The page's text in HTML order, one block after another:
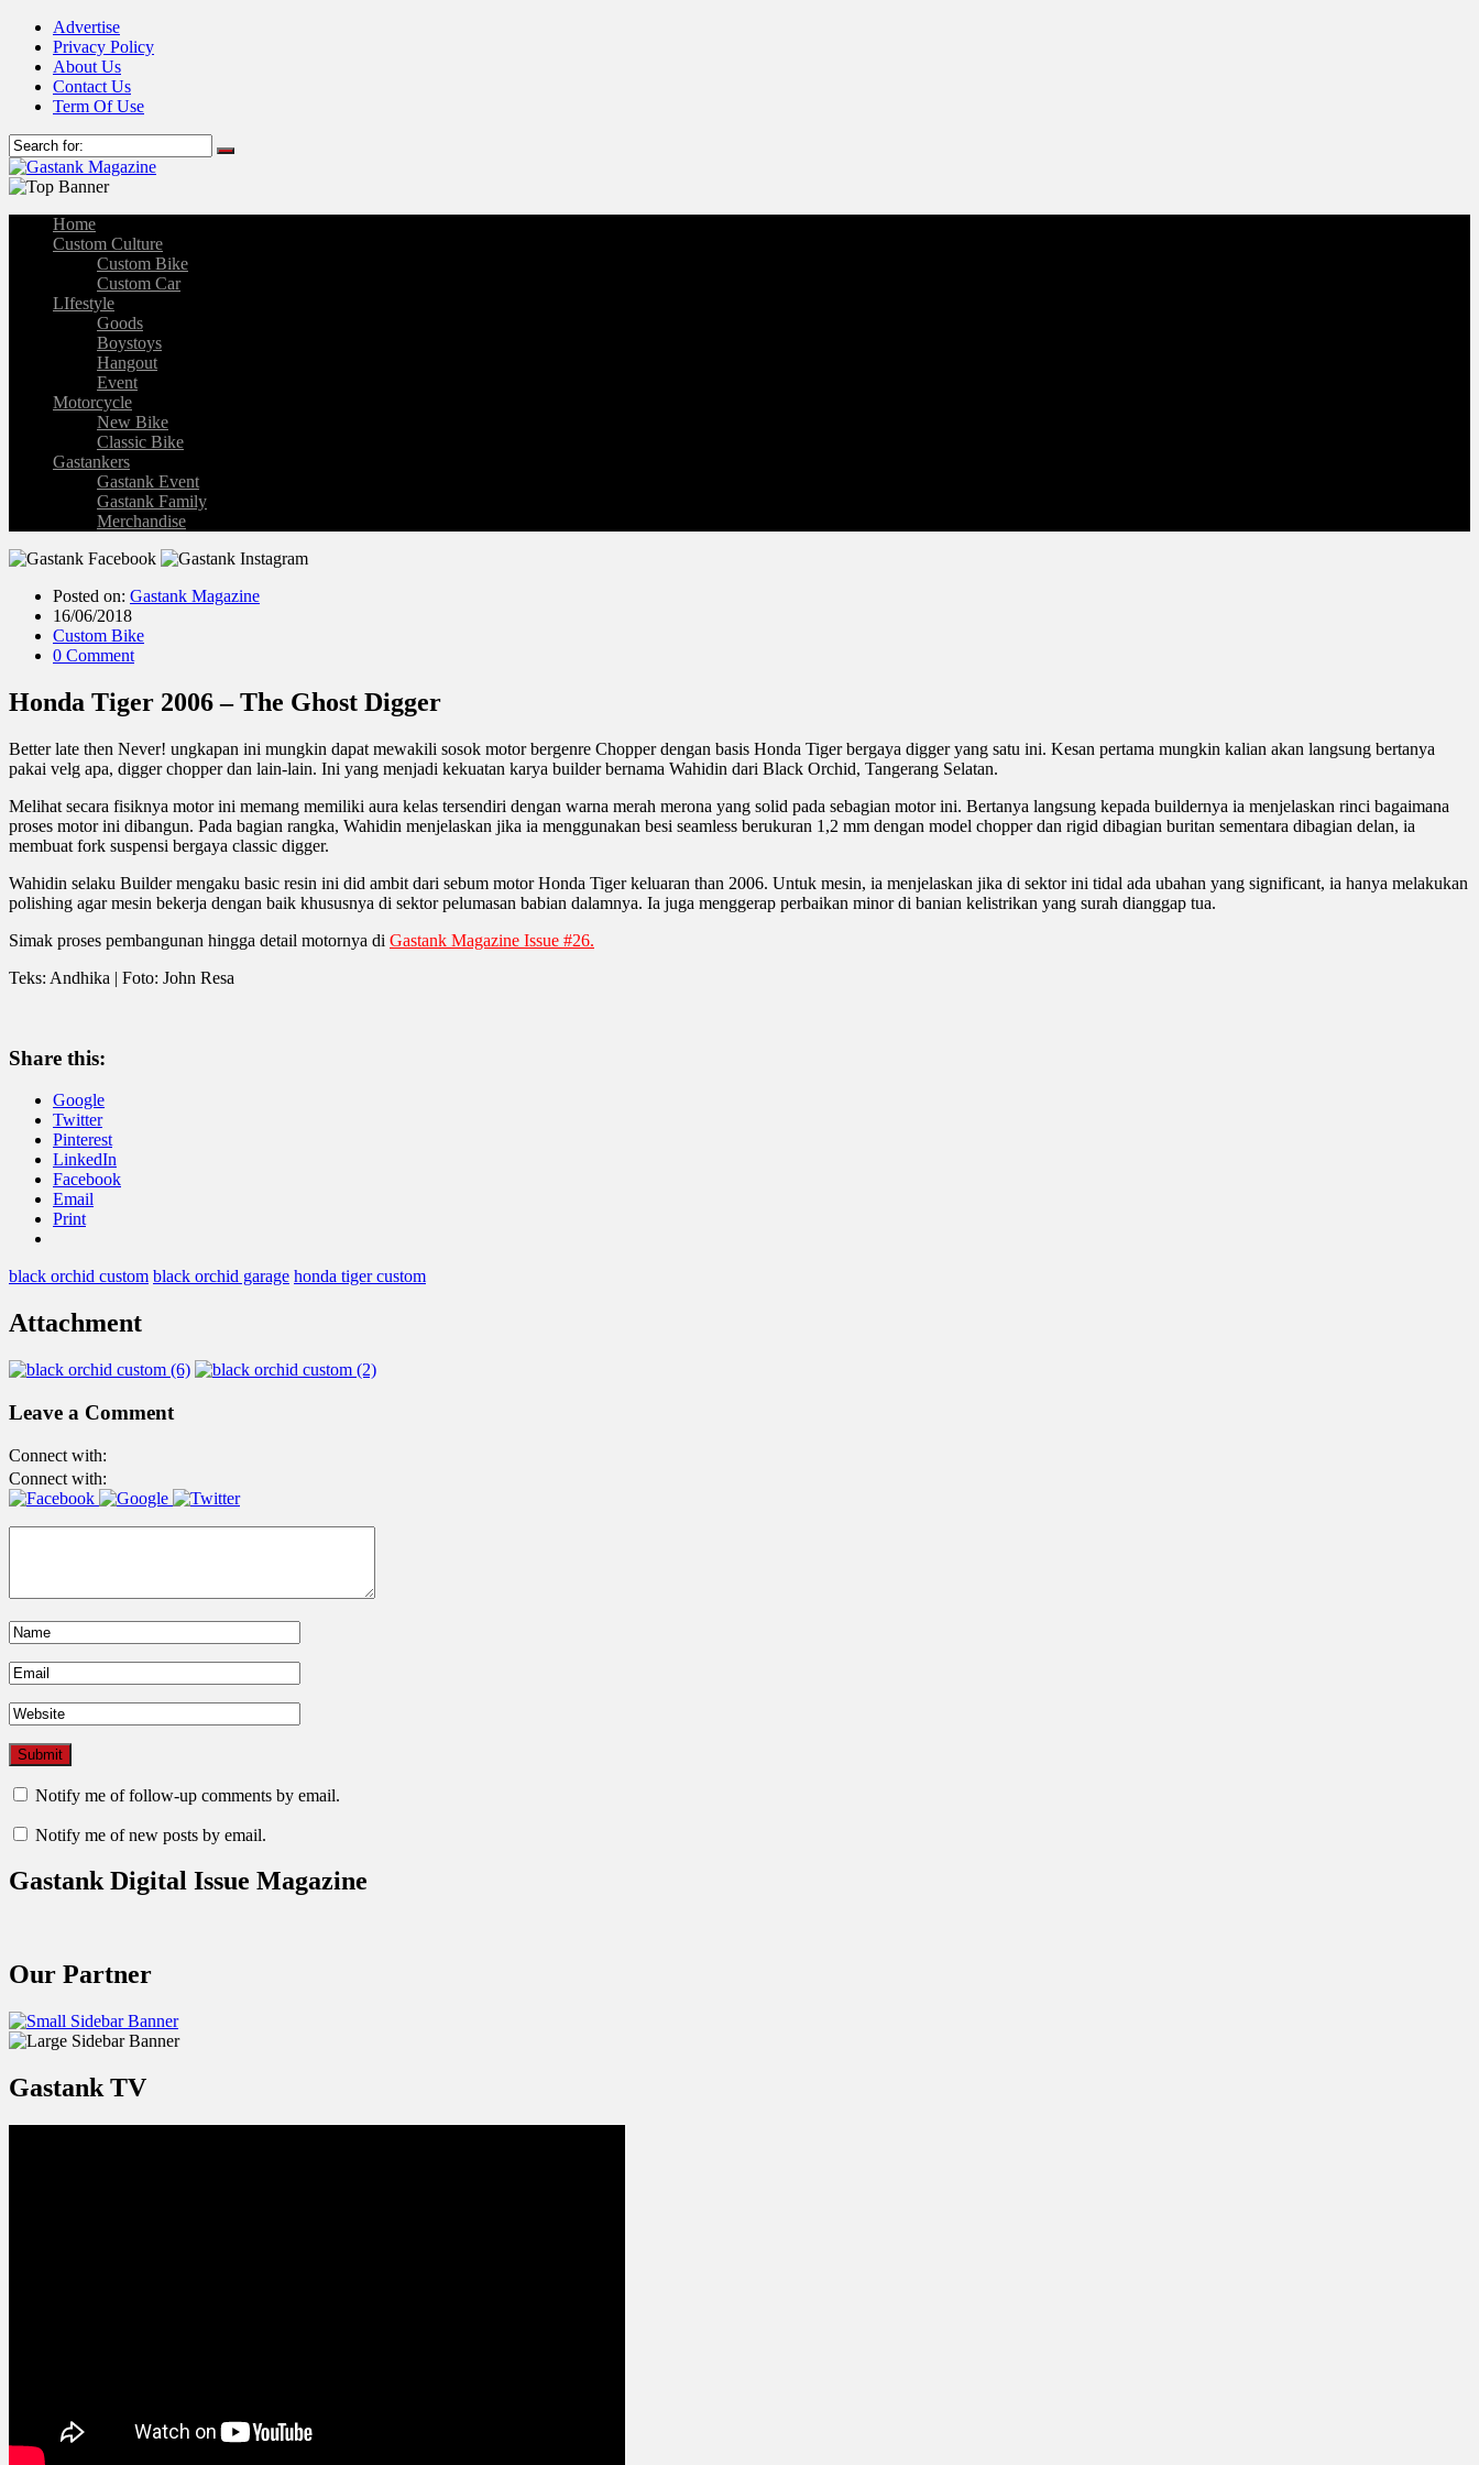
Advertise
Privacy Policy
About Us
Contact Us
Term Of Use
Home
Custom Culture
Custom Bike
Custom Car
LIfestyle
Goods
Boystoys
Hangout
Event
Motorcycle
New Bike
Classic Bike
Gastankers
Gastank Event
Gastank Family
Merchandise
Posted on: Gastank Magazine
16/06/2018
Custom Bike
0 Comment
Honda Tiger 2006 – The Ghost Digger
Better late then Never! ungkapan ini mungkin dapat mewakili sosok motor bergenre Chopper dengan basis Honda Tiger bergaya digger yang satu ini. Kesan pertama mungkin kalian akan langsung bertanya
pakai velg apa, digger chopper dan lain-lain. Ini yang menjadi kekuatan karya builder bernama Wahidin dari Black Orchid, Tangerang Selatan.
Melihat secara fisiknya motor ini memang memiliki aura kelas tersendiri dengan warna merah merona yang solid pada sebagian motor ini. Bertanya langsung kepada buildernya ia menjelaskan rinci bagaimana
proses motor ini dibangun. Pada bagian rangka, Wahidin menjelaskan jika ia menggunakan besi seamless berukuran 1,2 mm dengan model chopper dan rigid dibagian buritan sementara dibagian delan, ia
membuat fork suspensi bergaya classic digger.
Wahidin selaku Builder mengaku basic resin ini did ambit dari sebum motor Honda Tiger keluaran than 2006. Untuk mesin, ia menjelaskan jika di sektor ini tidal ada ubahan yang significant, ia hanya melakukan
polishing agar mesin bekerja dengan baik khususnya di sektor pelumasan babian dalamnya. Ia juga menggerap perbaikan minor di banian kelistrikan yang surah dianggap tua.
Simak proses pembangunan hingga detail motornya di Gastank Magazine Issue #26.
Teks: Andhika | Foto: John Resa
Share this:
Google
Twitter
Pinterest
LinkedIn
Facebook
Email
Print
black orchid custom black orchid garage honda tiger custom
Attachment
Leave a Comment
Connect with:
Connect with:
Notify me of follow-up comments by email.
Notify me of new posts by email.
Gastank Digital Issue Magazine
Our Partner
Gastank TV